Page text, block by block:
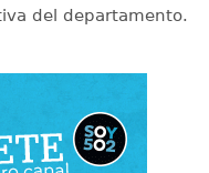
del departamento.